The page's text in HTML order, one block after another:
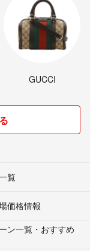
GUCCI
覧
価格情報
ン一覧・おすすめ